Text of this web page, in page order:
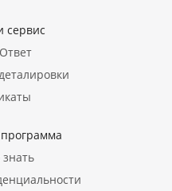
сервис